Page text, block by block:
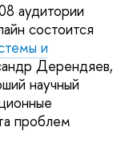
аудитории
состоится
и
Дерендяев,
научный
проблем